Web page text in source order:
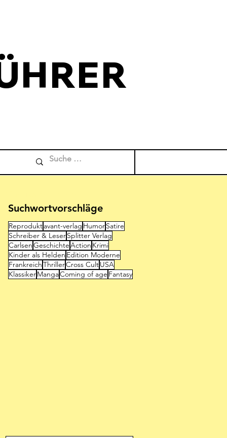
Suchwortvorschläge
Reproduktavant-verlag HumorSatire
Schreiber & LeserSplitter Verlag
CarlsenGeschichteAction Krimi
Kinder als Helden Edition Moderne
FrankreichThrillerCross CultUSA
KlassikerMangaComing of age Fantasy